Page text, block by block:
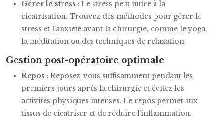
Gérer le stress : Le stress peut nuire à la
cicatrisation. Trouvez des méthodes pour gérer le
stress et l’anxiété avant la chirurgie, comme le yoga,
la méditation ou des techniques de relaxation.
Gestion post-opératoire optimale
Repos : Reposez-vous suffisamment pendant les
premiers jours après la chirurgie et évitez les
activités physiques intenses. Le repos permet aux
tissus de cicatriser et de réduire l’inflammation.